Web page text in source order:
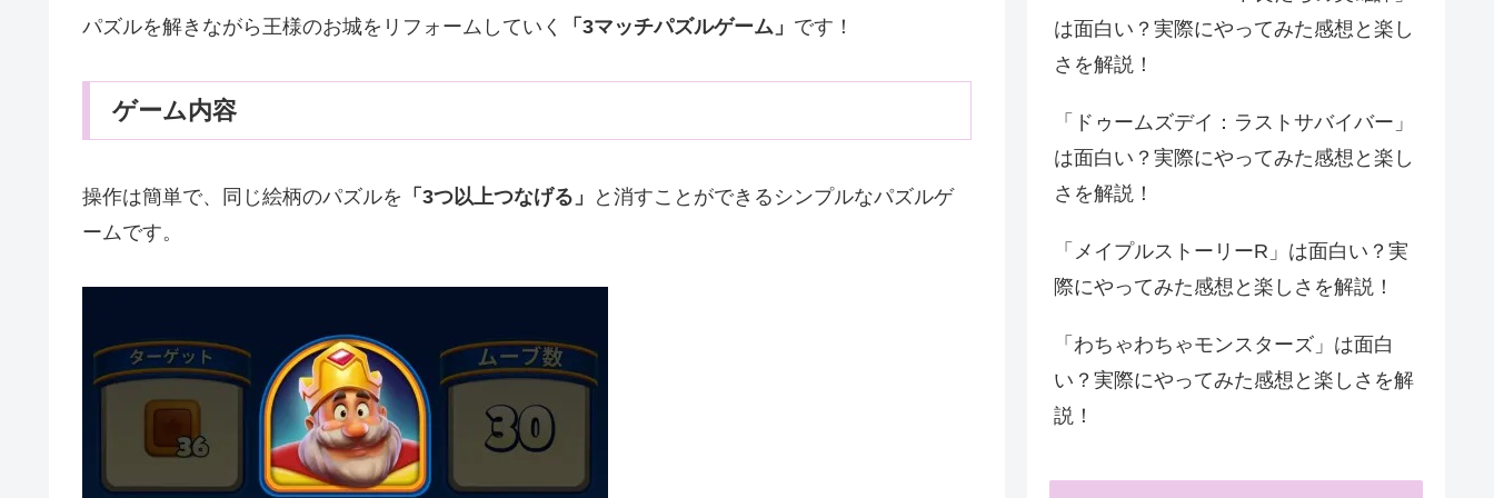
パズルを解きながら王様のお城をリフォームしていく 「3マッチパズルゲーム」 です！
ゲーム内容
操作は簡単で、同じ絵柄のパズルを 「3つ以上つなげる」
と消すことができるシンプルなパズルゲ
ームです。
は面白い？実際にやってみた感想と楽し
さを解説！
「ドゥームズデイ：ラストサバイバー」
は面白い？実際にやってみた感想と楽し
さを解説！
「メイプルストーリーR」は面白い？実
際にやってみた感想と楽しさを解説！
「わちゃわちゃモンスターズ」は面白
い？実際にやってみた感想と楽しさを解
説！